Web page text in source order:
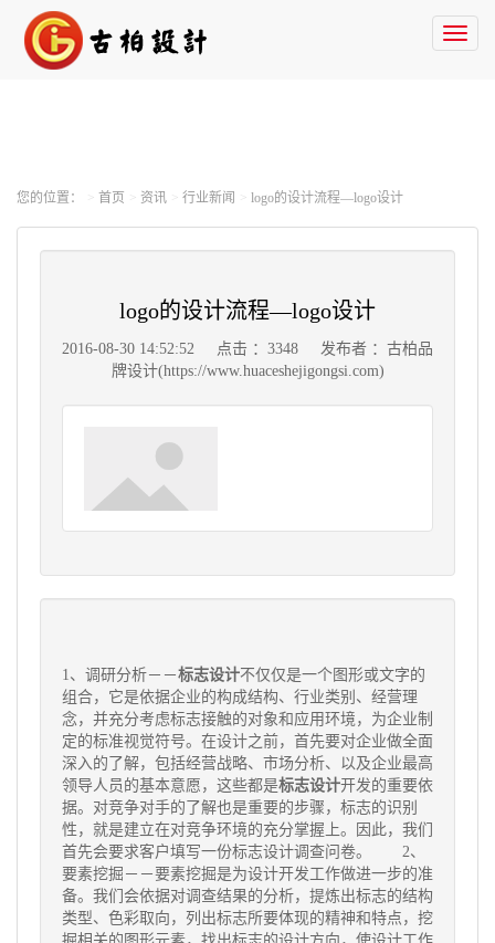
您的位置： 首页 资讯 行业新闻 logo的设计流程—logo设计
logo的设计流程—logo设计
2016-08-30 14:52:52 点击 ：3348
发布者 ：古柏品
牌设计(https://www.huaceshejigongsi.com)
1、调研分析－－标志设计不仅仅是一个图形或文字的
组合，它是依据企业的构成结构、行业类别、经营理
念，并充分考虑标志接触的对象和应用环境，为企业制
定的标准视觉符号。在设计之前，首先要对企业做全面
深入的了解，包括经营战略、市场分析、以及企业最高
领导人员的基本意愿，这些都是标志设计开发的重要依
据。对竞争对手的了解也是重要的步骤，标志的识别
性，就是建立在对竞争环境的充分掌握上。因此，我们
首先会要求客户填写一份标志设计调查问卷。 2、
要素挖掘－－要素挖掘是为设计开发工作做进一步的准
备。我们会依据对调查结果的分析，提炼出标志的结构
类型、色彩取向，列出标志所要体现的精神和特点，挖